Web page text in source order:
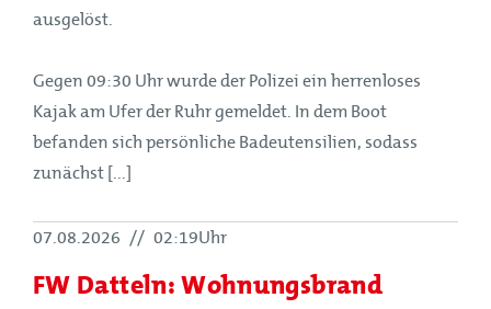
ausgelöst.
Gegen 09:30 Uhr wurde der Polizei ein herrenloses
Kajak am Ufer der Ruhr gemeldet. In dem Boot
befanden sich persönliche Badeutensilien, sodass
zunächst [...]
07.08.2026 // 02:19Uhr
FW Datteln: Wohnungsbrand